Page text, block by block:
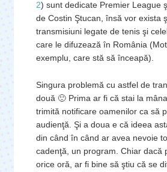
2) sunt dedicate Premier League
de Costin Ştucan, însă vor exista
transmisiuni legate de tenis şi
care le difuzează în România
exemplu, care stă să înceapă).
Singura problemă cu astfel de
două 🙂 Prima ar fi că stai la
trimită notificare oamenilor ca să
audienţă. Şi a doua e că ideea
din când în când ar avea nevoie
cadenţă, un program. Chiar dacă
orice oră, ar fi bine să ştiu că se